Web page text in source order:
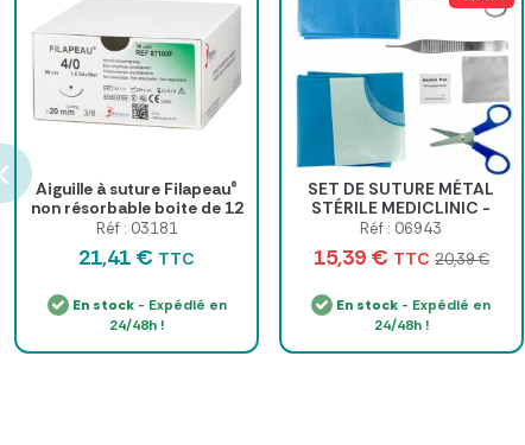
Aiguille à suture Filapeau®
non résorbable boite de 12
Réf : 03181
21,41 € TTC
En stock- Expédié en
24/48h !
SET DE SUTURE MÉTAL
STÉRILE MEDICLINIC -
boîte de 5 sets
Réf : 06943
15,39 € TTC 20,39 €
En stock - Expédié en
24/48h !